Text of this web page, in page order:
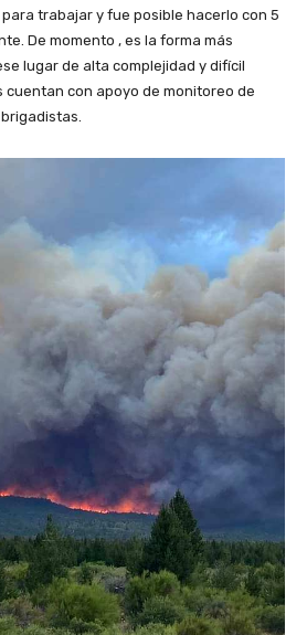
trabajar y fue posible hacerlo con 5
De momento , es la forma más
lugar de alta complejidad y difícil
cuentan con apoyo de monitoreo de